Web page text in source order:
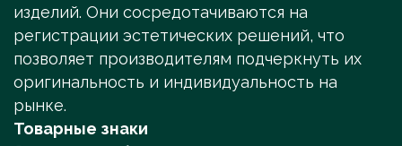
изделий. Они сосредотачиваются на
регистрации эстетических решений, что
позволяет производителям подчеркнуть их
оригинальность и индивидуальность на
рынке.
Товарные знаки